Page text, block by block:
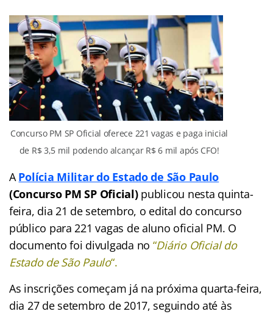
Concurso PM SP Oficial oferece 221 vagas e paga inicial
de R$ 3,5 mil podendo alcançar R$ 6 mil após CFO!
APolícia Militar do Estado de São Paulo
(Concurso PM SP Oficial) publicou nesta quinta-
feira, dia 21 de setembro, o edital do concurso
público para 221 vagas de aluno oficial PM. O
documento foi divulgada no “Diário Oficial do
Estado de São Paulo“.
As inscrições começam já na próxima quarta-feira,
dia 27 de setembro de 2017, seguindo até às